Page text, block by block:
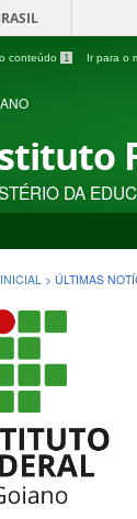
conteúdo 1 Ir para o
DA
> ÚLTIMAS